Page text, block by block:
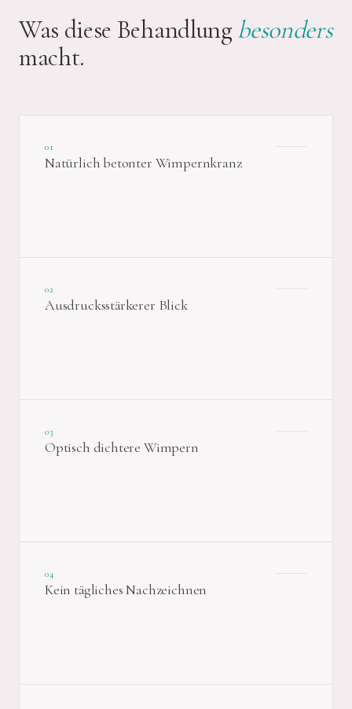
Was diese Behandlung besonders
macht.
01
Natürlich betonter Wimpernkranz
02
Ausdrucksstärkerer Blick
03
Optisch dichtere Wimpern
04
Kein tägliches Nachzeichnen